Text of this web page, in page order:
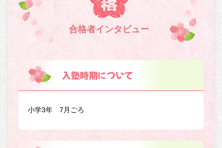
合格者インタビュー
入塾時期について
小学3年 7月ごろ